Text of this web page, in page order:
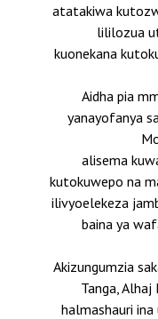
atatakiwa
lililozua
kuonekana
Aidha pia
yanayofanya
alisema
kutokuwepo na
ilivyoelekeza
baina ya
Akizungumzia
Tanga,
halmashauri ina